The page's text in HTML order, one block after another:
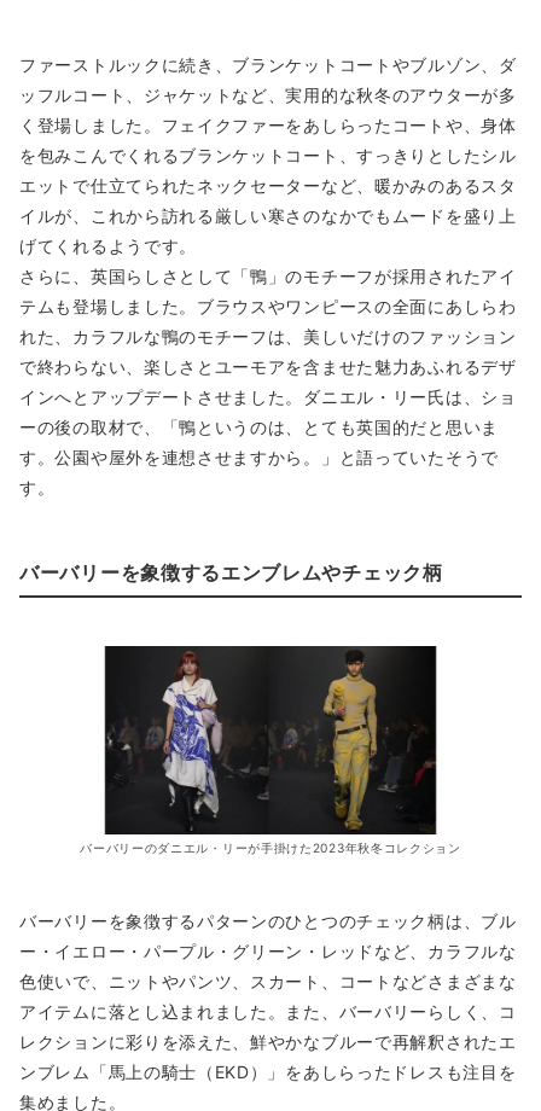
ファーストルックに続き、ブランケットコートやブルゾン、ダ
ッフルコート、ジャケットなど、実用的な秋冬のアウターが多
く登場しました。フェイクファーをあしらったコートや、身体
を包みこんでくれるブランケットコート、すっきりとしたシル
エットで仕立てられたネックセーターなど、暖かみのあるスタ
イルが、これから訪れる厳しい寒さのなかでもムードを盛り上
げてくれるようです。
さらに、英国らしさとして「鴨」のモチーフが採用されたアイ
テムも登場しました。ブラウスやワンピースの全面にあしらわ
れた、カラフルな鴨のモチーフは、美しいだけのファッション
で終わらない、楽しさとユーモアを含ませた魅力あふれるデザ
インへとアップデートさせました。ダニエル・リー氏は、ショ
ーの後の取材で、「鴨というのは、とても英国的だと思いま
す。公園や屋外を連想させますから。」と語っていたそうで
す。
バーバリーを象徴するエンブレムやチェック柄
バーバリーのダニエル・リーが手掛けた2023年秋冬コレクション
バーバリーを象徴するパターンのひとつのチェック柄は、ブル
ー・イエロー・パープル・グリーン・レッドなど、カラフルな
色使いで、ニットやパンツ、スカート、コートなどさまざまな
アイテムに落とし込まれました。また、バーバリーらしく、コ
レクションに彩りを添えた、鮮やかなブルーで再解釈されたエ
ンブレム「馬上の騎士（EKD）」をあしらったドレスも注目を
集めました。